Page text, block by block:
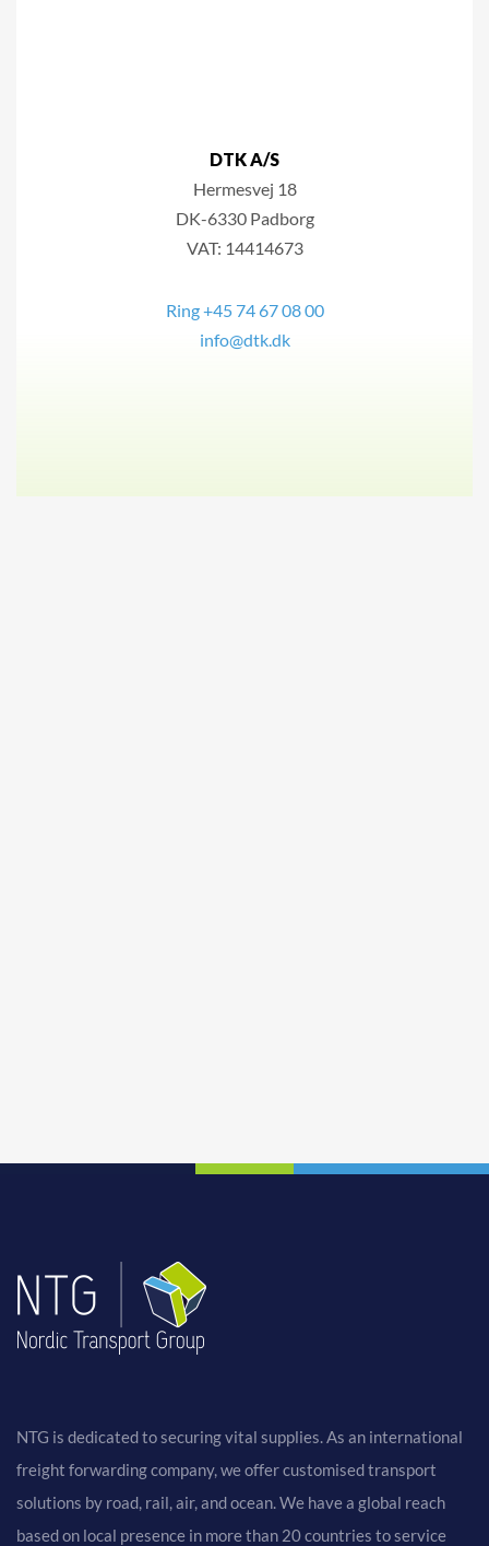
DTK A/S
Hermesvej 18
DK-6330 Padborg
VAT: 14414673
Ring +45 74 67 08 00
info@dtk.dk
NTG is dedicated to securing vital supplies. As an international
freight forwarding company, we offer customised transport
solutions by road, rail, air, and ocean. We have a global reach
based on local presence in more than 20 countries to service